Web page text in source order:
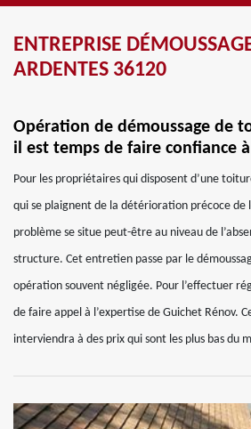
ENTREPRISE
ARDENTES 36120
Opération de démoussage de
il est temps de faire confiance
Pour les propriétaires qui disposent d’une
qui se plaignent de la détérioration précoce de
problème se situe peut-être au niveau de
structure. Cet entretien passe par le
opération souvent négligée. Pour l’effectuer
de faire appel à l’expertise de Guichet Rénov.
interviendra à des prix qui sont les plus bas du